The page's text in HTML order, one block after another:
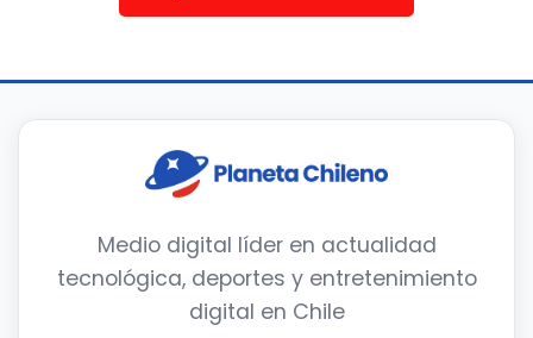
Medio digital líder en actualidad
tecnológica, deportes y entretenimiento
digital en Chile